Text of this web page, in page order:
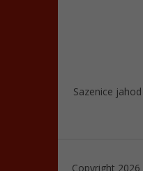
Sazenice jahod
Copyright 2026